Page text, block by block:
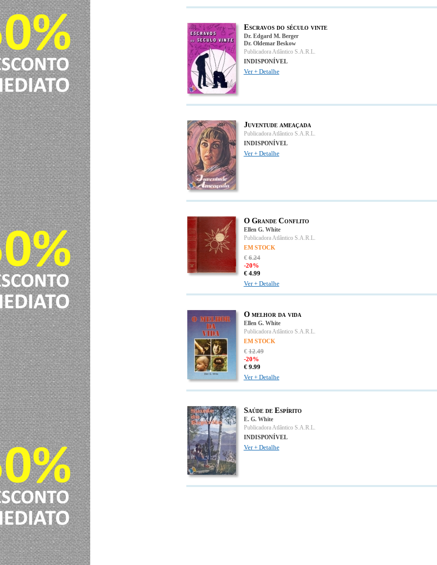
Escravos do século vinte
Dr. Edgard M. Berger
Dr. Oldemar Beskow
Publicadora Atlântico S.A.R.L.
INDISPONÍVEL
Ver + Detalhe
Juventude ameaçada
Publicadora Atlântico S.A.R.L.
INDISPONÍVEL
Ver + Detalhe
O Grande Conflito
Ellen G. White
Publicadora Atlântico S.A.R.L.
EM STOCK
€6.24
-20%
€ 4.99
Ver + Detalhe
O melhor da vida
Ellen G. White
Publicadora Atlântico S.A.R.L.
EM STOCK
€12.49
-20%
€ 9.99
Ver + Detalhe
Saúde de Espírito
E. G. White
Publicadora Atlântico S.A.R.L.
INDISPONÍVEL
Ver + Detalhe